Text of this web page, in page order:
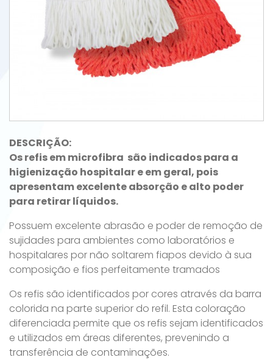
DESCRIÇÃO:
Os refis em microfibra são indicados para a
higienização hospitalar e em geral, pois
apresentam excelente absorção e alto poder
para retirar líquidos.
Possuem excelente abrasão e poder de remoção de
sujidades para ambientes como laboratórios e
hospitalares por não soltarem fiapos devido à sua
composição e fios perfeitamente tramados
Os refis são identificados por cores através da barra
colorida na parte superior do refil. Esta coloração
diferenciada permite que os refis sejam identificados
e utilizados em áreas diferentes, prevenindo a
transferência de contaminações.